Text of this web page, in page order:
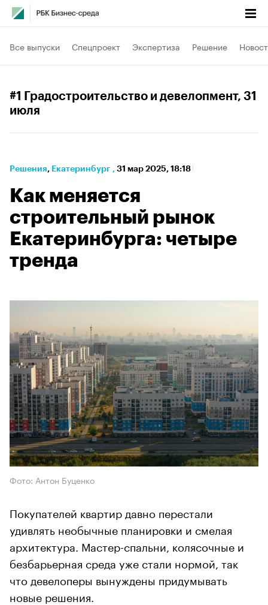
Все выпуски Спецпроект Экспертиза Решение
#1 Градостроительство и девелопмент, 31
июля
Решения⁠, Екатеринбург , 31 мар 2025, 18:18
Как меняется
строительный рынок
Екатеринбурга: четыре
тренда
Фото: Антон Буценко
Покупателей квартир давно перестали
удивлять необычные планировки и смелая
архитектура. Мастер-спальни, колясочные и
безбарьерная среда уже стали нормой, так
что девелоперы вынуждены придумывать
новые решения.